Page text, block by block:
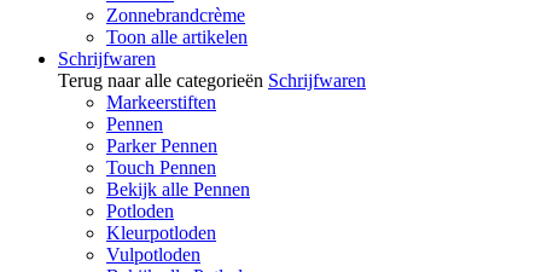
Zonnebrandcrème
Toon alle artikelen
Schrijfwaren
Terug naar alle categorieën Schrijfwaren
Markeerstiften
Pennen
Parker Pennen
Touch Pennen
Bekijk alle Pennen
Potloden
Kleurpotloden
Vulpotloden